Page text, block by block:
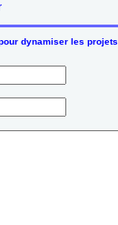
dynamiser les projets